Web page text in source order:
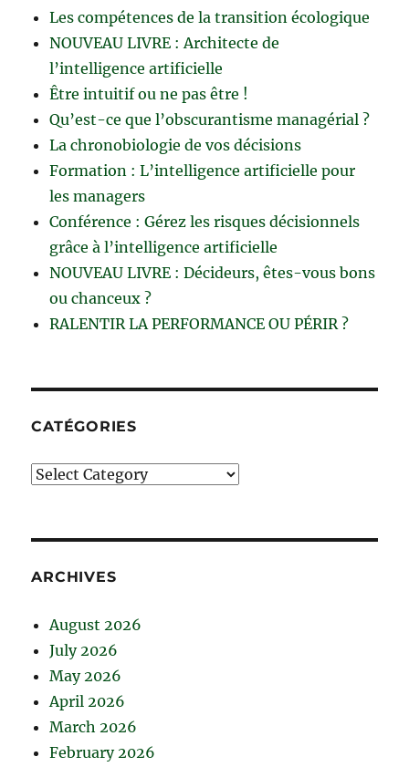
Les compétences de la transition écologique
NOUVEAU LIVRE : Architecte de
l’intelligence artificielle
Être intuitif ou ne pas être !
Qu’est-ce que l’obscurantisme managérial ?
La chronobiologie de vos décisions
Formation : L’intelligence artificielle pour
les managers
Conférence : Gérez les risques décisionnels
grâce à l’intelligence artificielle
NOUVEAU LIVRE : Décideurs, êtes-vous bons
ou chanceux ?
RALENTIR LA PERFORMANCE OU PÉRIR ?
CATÉGORIES
Catégories
ARCHIVES
August 2026
July 2026
May 2026
April 2026
March 2026
February 2026